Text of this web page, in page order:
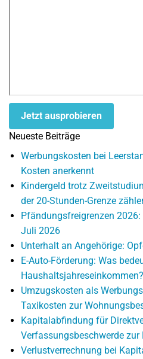
Jetzt ausprobieren
Neueste Beiträge
Werbungskosten bei
Kosten anerkennt
Kindergeld trotz
der 20-Stunden-Grenze
Pfändungsfreigrenzen 2026:
Juli 2026
Unterhalt an Angehörige:
E-Auto-Förderung: Was
Haushaltsjahreseinkommen?
Umzugskosten als
Taxikosten zur
Kapitalabfindung für
Verfassungsbeschwerde
Verlustverrechnung bei